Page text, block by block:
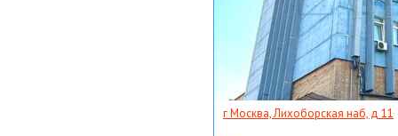
г Москва, Лихоборская наб, д 11